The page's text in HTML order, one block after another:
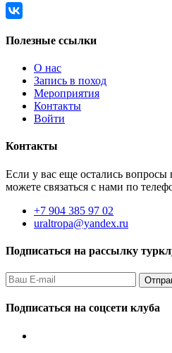
Полезные ссылки
О нас
Запись в поход
Мероприятия
Контакты
Войти
Контакты
Если у вас еще остались
можете связаться с нами по
+7 904 385 97 02
uraltropa@yandex.ru
Подписаться на рассылку
Подписаться на соцсети клуба